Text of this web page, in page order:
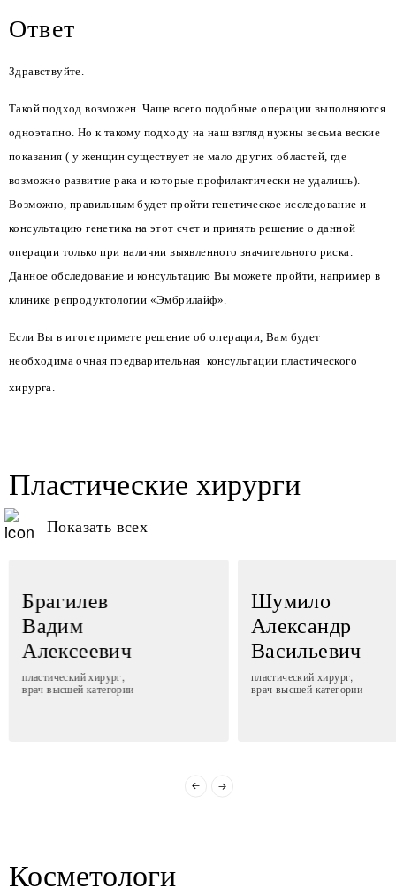
Ответ
Здравствуйте.
Такой подход возможен. Чаще всего подобные операции выполняются
одноэтапно. Но к такому подходу на наш взгляд нужны весьма веские
показания ( у женщин существует не мало других областей, где
возможно развитие рака и которые профилактически не удалишь).
Возможно, правильным будет пройти генетическое исследование и
консультацию генетика на этот счет и принять решение о данной
операции только при наличии выявленного значительного риска.
Данное обследование и консультацию Вы можете пройти, например в
клинике репродуктологии «Эмбрилайф».
Если Вы в итоге примете решение об операции, Вам будет
необходима очная предварительная консультации пластического
хирурга.
Пластические хирурги
Показать всех
Брагилев
Вадим
Алексеевич
пластический хирург,
врач высшей категории
Шумило
Александр
Васильевич
пластический хирург,
врач высшей категории
Косметологи